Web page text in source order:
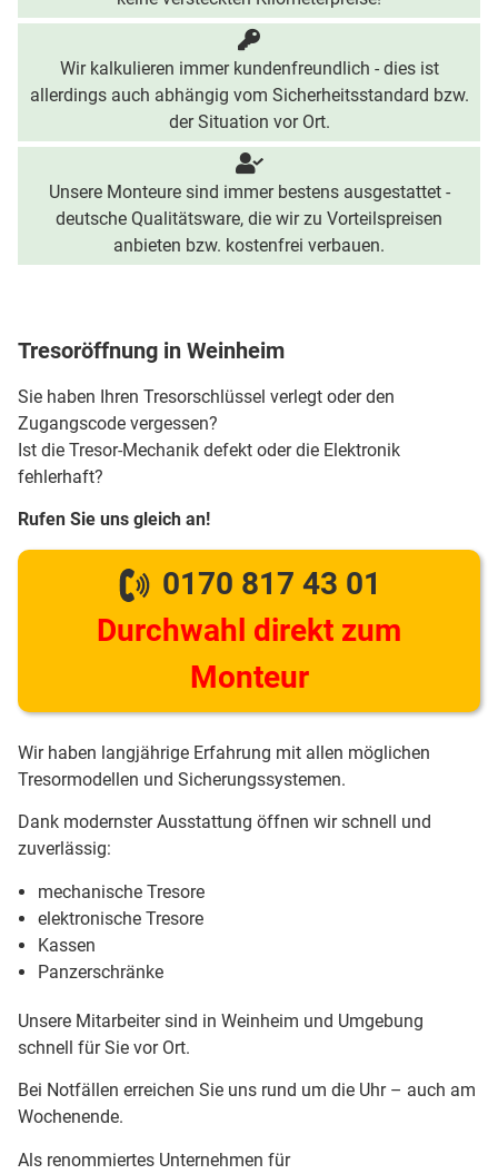
Wir kalkulieren immer kundenfreundlich - dies ist
allerdings auch abhängig vom Sicherheitsstandard bzw.
der Situation vor Ort.
Unsere Monteure sind immer bestens ausgestattet -
deutsche Qualitätsware, die wir zu Vorteilspreisen
anbieten bzw. kostenfrei verbauen.
Tresoröffnung in Weinheim
Sie haben Ihren Tresorschlüssel verlegt oder den
Zugangscode vergessen?
Ist die Tresor-Mechanik defekt oder die Elektronik
fehlerhaft?
Rufen Sie uns gleich an!
0170 817 43 01
Durchwahl direkt zum
Monteur
Wir haben langjährige Erfahrung mit allen möglichen
Tresormodellen und Sicherungssystemen.
Dank modernster Ausstattung öffnen wir schnell und
zuverlässig:
mechanische Tresore
elektronische Tresore
Kassen
Panzerschränke
Unsere Mitarbeiter sind in Weinheim und Umgebung
schnell für Sie vor Ort.
Bei Notfällen erreichen Sie uns rund um die Uhr – auch am
Wochenende.
Als renommiertes Unternehmen für